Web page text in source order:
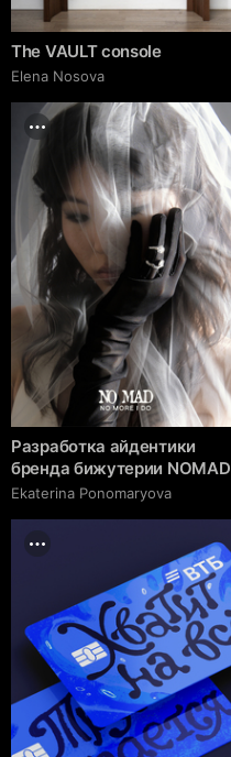
The VAULT console
Elena Nosova
Разработка айдентики
бренда бижутерии NOMAD
Ekaterina Ponomaryova